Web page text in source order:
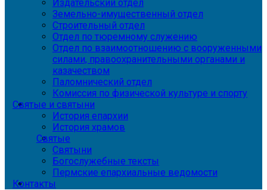
Издательский отдел
Земельно-имущественный отдел
Строительный отдел
Отдел по тюремному служению
Отдел по взаимоотношению с вооруженными
силами, правоохранительными органами и
казачеством
Паломнический отдел
Комиссия по физической культуре и спорту
Святые и святыни
История епархии
История храмов
Святые
Святыни
Богослужебные тексты
Пермские епархиальные ведомости
Контакты